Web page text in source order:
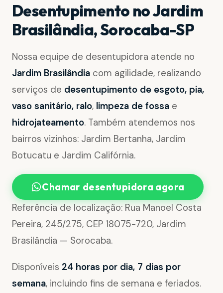
Desentupimento no Jardim
Brasilândia, Sorocaba-SP
Nossa equipe de desentupidora atende no
Jardim Brasilândia com agilidade, realizando
serviços de desentupimento de esgoto, pia,
vaso sanitário, ralo, limpeza de fossa e
hidrojateamento. Também atendemos nos
bairros vizinhos: Jardim Bertanha, Jardim
Botucatu e Jardim Califórnia.
Chamar desentupidora agora
Referência de localização: Rua Manoel Costa
Pereira, 245/275, CEP 18075-720, Jardim
Brasilândia — Sorocaba.
Disponíveis 24 horas por dia, 7 dias por
semana, incluindo fins de semana e feriados.